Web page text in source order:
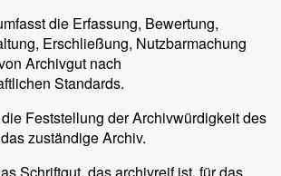
die Erfassung, Bewertung,
Erschließung, Nutzbarmachung
Archivgut nach
Standards.
Feststellung der Archivwürdigkeit des
zuständige Archiv.
Schriftgut, das archivreif ist, für das